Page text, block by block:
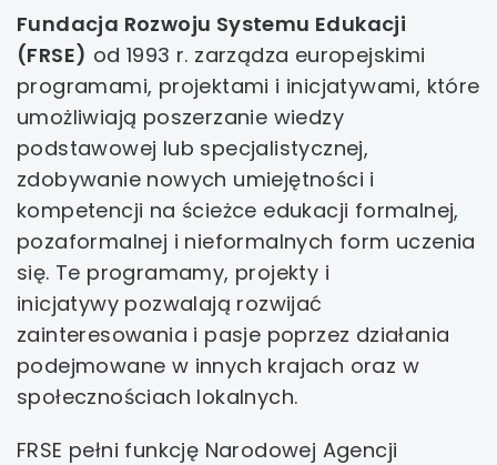
uwaga, link otwiera się w nowej karcie
uwaga, link otwiera się w nowej karcie
uwaga, link otwiera się w nowej karcie
uwaga, link otwiera się w nowej karcie
uwaga, link otwiera się w nowej karcie
uwaga, link otwiera się w nowej karcie
uwaga, link otwiera się w nowej karcie
Fundacja Rozwoju Systemu Edukacji
(FRSE) od 1993 r. zarządza europejskimi
programami, projektami i inicjatywami, które
umożliwiają poszerzanie wiedzy
podstawowej lub specjalistycznej,
zdobywanie nowych umiejętności i
kompetencji na ścieżce edukacji formalnej,
pozaformalnej i nieformalnych form uczenia
się. Te programamy, projekty i
inicjatywy pozwalają rozwijać
zainteresowania i pasje poprzez działania
podejmowane w innych krajach oraz w
społecznościach lokalnych.
FRSE pełni funkcję Narodowej Agencji